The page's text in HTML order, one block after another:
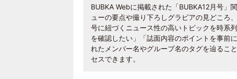
BUBKA Webに掲載された「BUBKA12月号」
ューの要点や撮り下ろしグラビアの見どころ
号に紐づくニュース性の高いトピックを時系
を確認したい」「誌面内容のポイントを事前
れたメンバー名やグループ名のタグを辿るこ
セスできます。